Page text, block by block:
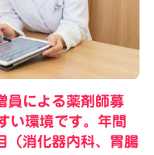
員による薬剤師募
い環境です。年間
（消化器内科、胃腸